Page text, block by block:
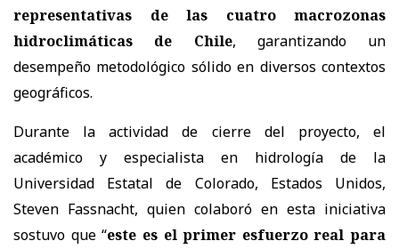
representativas de las cuatro macrozonas
hidroclimáticas de Chile, garantizando un
desempeño metodológico sólido en diversos contextos
geográficos.
Durante la actividad de cierre del proyecto, el
académico y especialista en hidrología de la
Universidad Estatal de Colorado, Estados Unidos,
Steven Fassnacht, quien colaboró en esta iniciativa
sostuvo que “este es el primer esfuerzo real para